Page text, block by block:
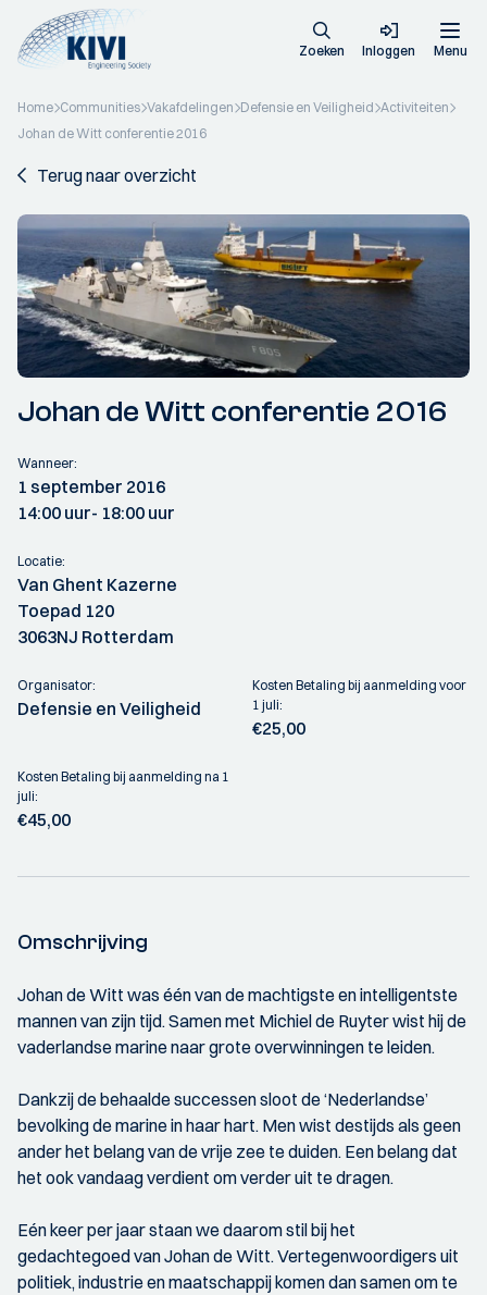
Zoeken Inloggen Menu
Home Communities Vakafdelingen Defensie en Veiligheid Activiteiten
Johan de Witt conferentie 2016
Terug naar overzicht
Johan de Witt conferentie 2016
Wanneer:
1 september 2016
14:00 uur- 18:00 uur
Locatie:
Van Ghent Kazerne
Toepad 120
3063NJ Rotterdam
Organisator:
Defensie en Veiligheid
Kosten Betaling bij aanmelding voor
1 juli:
€25,00
Kosten Betaling bij aanmelding na 1
juli:
€45,00
Omschrijving
Johan de Witt was één van de machtigste en intelligentste
mannen van zijn tijd. Samen met Michiel de Ruyter wist hij de
vaderlandse marine naar grote overwinningen te leiden.
Dankzij de behaalde successen sloot de ‘Nederlandse’
bevolking de marine in haar hart. Men wist destijds als geen
ander het belang van de vrije zee te duiden. Een belang dat
het ook vandaag verdient om verder uit te dragen.
Eén keer per jaar staan we daarom stil bij het
gedachtegoed van Johan de Witt. Vertegenwoordigers uit
politiek, industrie en maatschappij komen dan samen om te